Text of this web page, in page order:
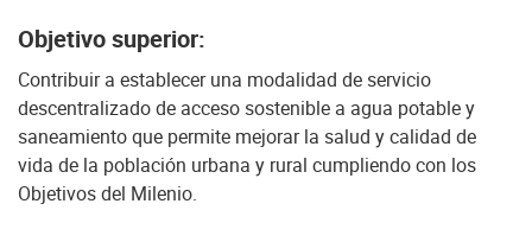
Objetivo superior:
Contribuir a establecer una modalidad de servicio
descentralizado de acceso sostenible a agua potable y
saneamiento que permite mejorar la salud y calidad de
vida de la población urbana y rural cumpliendo con los
Objetivos del Milenio.